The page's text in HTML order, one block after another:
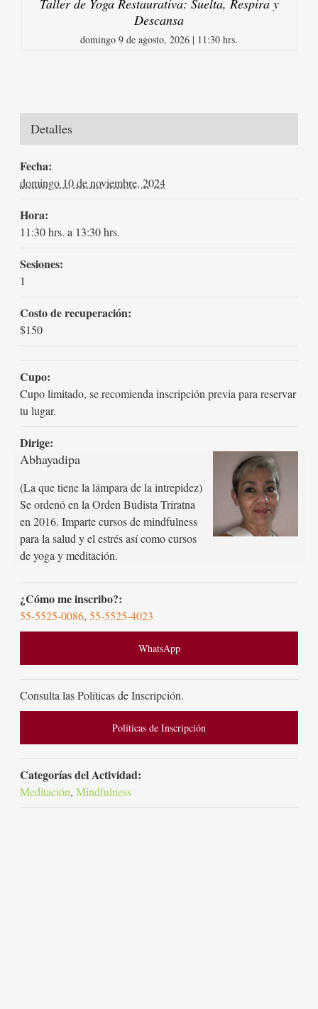
Descansa
domingo 9 de agosto, 2026 | 11:30 hrs.
Detalles
Fecha:
domingo 10 de noviembre, 2024
Hora:
11:30 hrs. a 13:30 hrs.
Sesiones:
1
Costo de recuperación:
$150
Cupo:
Cupo limitado, se recomienda inscripción previa para reservar
tu lugar.
Dirige:
Abhayadipa
(La que tiene la lámpara de la intrepidez)
Se ordenó en la Orden Budista Triratna
en 2016. Imparte cursos de mindfulness
para la salud y el estrés así como cursos
de yoga y meditación.
¿Cómo me inscribo?:
55-5525-0086,55-5525-4023
WhatsApp
Consulta las Políticas de Inscripción.
Políticas de Inscripción
Categorías del Actividad:
Meditación,Mindfulness